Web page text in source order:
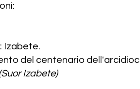
Izabete.
del centenario
Izabete)